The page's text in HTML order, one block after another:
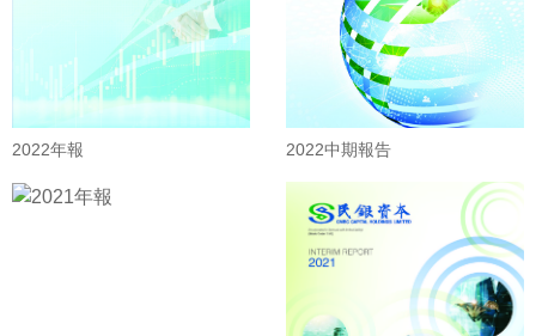
2022年報 2022中期報告